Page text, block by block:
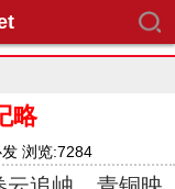
略
浏览:7284